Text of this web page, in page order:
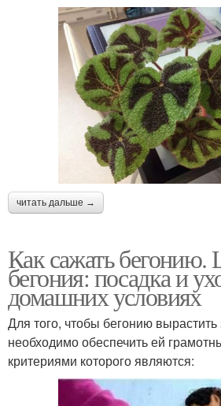
читать дальше →
Как сажать бегонию.
бегония: посадка и
домашних условиях
Для того, чтобы бегонию вырастить
необходимо обеспечить ей
критериями которого являются: